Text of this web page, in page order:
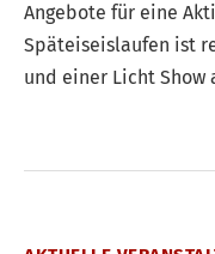
Angebote für eine
Späteiseislaufen ist
und einer Licht Show